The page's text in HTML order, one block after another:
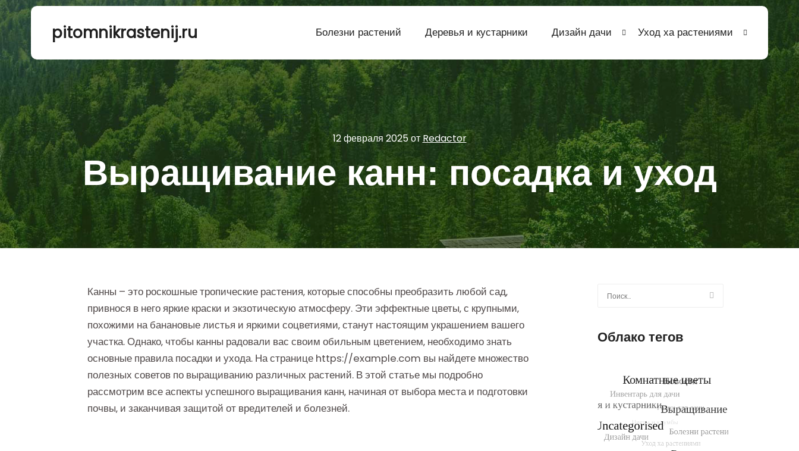
pitomnikrastenij.ru Болезни растений Деревья и кустарники Дизайн дачи Уход ха растениями
12 февраля 2025от Redactor
Выращивание канн: посадка и уход
Канны – это роскошные тропические растения‚ которые способны преобразить любой сад‚
привнося в него яркие краски и экзотическую атмосферу. Эти эффектные цветы‚ с крупными‚
похожими на банановые листья и яркими соцветиями‚ станут настоящим украшением вашего
участка. Однако‚ чтобы канны радовали вас своим обильным цветением‚ необходимо знать
основные правила посадки и ухода. На странице https://example.com вы найдете множество
полезных советов по выращиванию различных растений. В этой статье мы подробно
рассмотрим все аспекты успешного выращивания канн‚ начиная от выбора места и подготовки
почвы‚ и заканчивая защитой от вредителей и болезней.
Найти:
Облако тегов